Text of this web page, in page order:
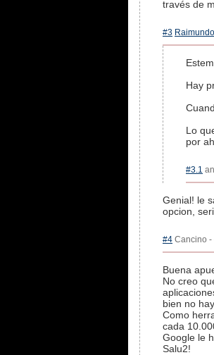
través de
#3
Hay
Lo
por
#3.1
Genial! le
opcion,
#4 Cancino -
Buena
No creo
bien no
Como
cada
Google le
Salu2!